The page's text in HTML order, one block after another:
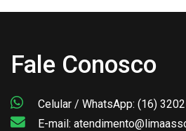
Fale Conosco
Celular / WhatsApp: (16)
E-mail: